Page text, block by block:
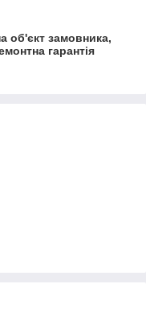
об'єкт замовника,
гарантія